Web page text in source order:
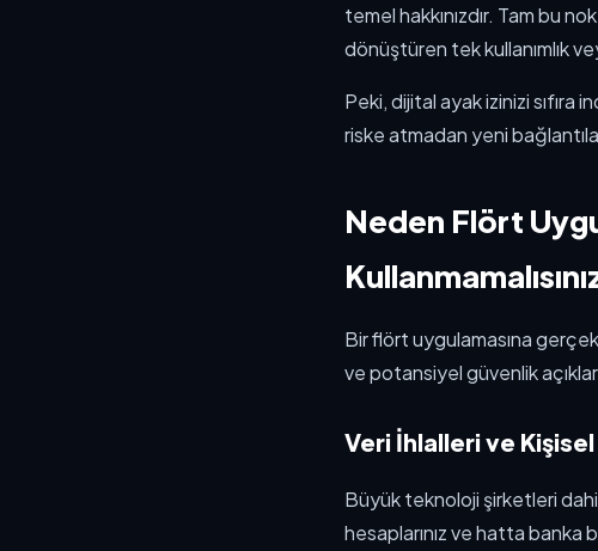
temel hakkınızdır. Tam bu
dönüştüren tek kullanımlık
Peki, dijital ayak izinizi sıfıra
riske atmadan yeni
Neden Flört
Bir flört uygulamasına
ve potansiyel güvenlik
Veri İhlalleri ve
Büyük teknoloji şirketleri dahi
hesaplarınız ve hatta banka